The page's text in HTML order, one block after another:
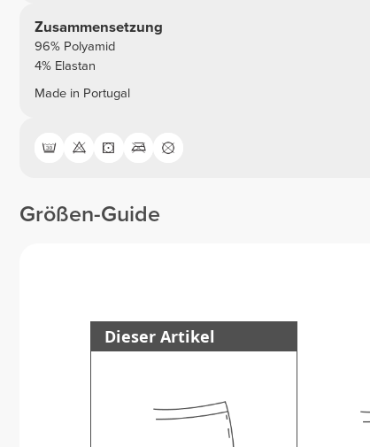
Zusammensetzung
96% Polyamid
4% Elastan
Made in Portugal
Größen-Guide
Dieser Artikel